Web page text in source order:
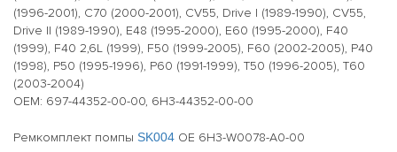
(1996-2001), C70 (2000-2001), CV55, Drive I (1989-1990), CV55,
Drive II (1989-1990), E48 (1995-2000), E60 (1995-2000), F40
(1999), F40 2,6L (1999), F50 (1999-2005), F60 (2002-2005), P40
(1998), P50 (1995-1996), P60 (1991-1999), T50 (1996-2005), T60
(2003-2004)
OEM: 697-44352-00-00, 6H3-44352-00-00
Ремкомплект помпы SK004 OE 6H3-W0078-A0-00